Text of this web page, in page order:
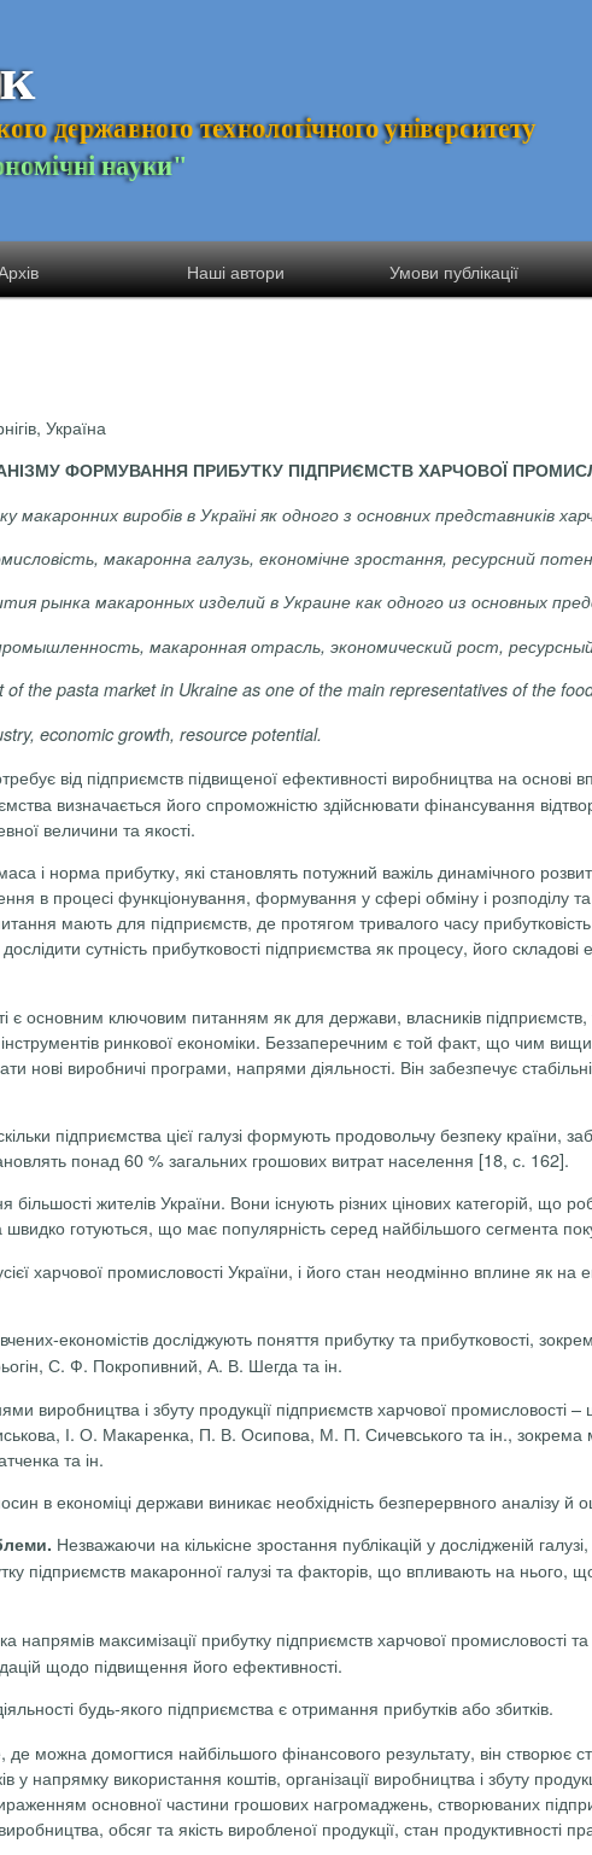
к
ого державного технологічного університету
номічні науки"
Наші автори Умови публікації
Україна
ФОРМУВАННЯ ПРИБУТКУ ПІДПРИЄМСТВ ХАРЧОВОЇ
виробів в Україні як одного з основних представників
макаронна галузь, економічне зростання, ресурсний
рынка макаронных изделий в Украине как одного из основных
макаронная отрасль, экономический рост,
the pasta market in Ukraine as one of the main representatives of the
economic growth, resource potential.
від підприємств підвищеної ефективності виробництва на основі
визначається його спроможністю здійснювати фінансування
величини та якості.
і норма прибутку, які становлять потужний важіль динамічного
в процесі функціонування, формування у сфері обміну і розподілу
мають для підприємств, де протягом тривалого часу
сутність прибутковості підприємства як процесу, його складові
є основним ключовим питанням як для держави, власників підприємств,
інструментів ринкової економіки. Беззаперечним є той факт, що чим
нові виробничі програми, напрями діяльності. Він забезпечує
підприємства цієї галузі формують продовольчу безпеку країни,
понад 60 % загальних грошових витрат населення [18, с. 162].
жителів України. Вони існують різних цінових категорій, що
готуються, що має популярність серед найбільшого сегмента
харчової промисловості України, і його стан неодмінно вплине як на
економістів досліджують поняття прибутку та прибутковості,
С. Ф. Покропивний, А. В. Шегда та ін.
виробництва і збуту продукції підприємств харчової
І. О. Макаренка, П. В. Осипова, М. П. Сичевського та ін., зокрема
та ін.
в економіці держави виникає необхідність безперервного аналізу й
Незважаючи на кількісне зростання публікацій у дослідженій
підприємств макаронної галузі та факторів, що впливають на нього,
напрямів максимізації прибутку підприємств харчової промисловості
щодо підвищення його ефективності.
будь-якого підприємства є отримання прибутків або збитків.
можна домогтися найбільшого фінансового результату, він створює
у напрямку використання коштів, організації виробництва і збуту
основної частини грошових нагромаджень, створюваних
обсяг та якість виробленої продукції, стан продуктивності